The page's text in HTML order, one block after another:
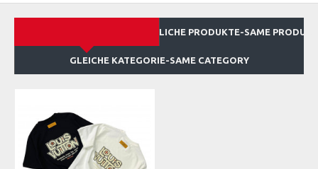
ÄHNLICHE PRODUKTE-SAME
GLEICHE KATEGORIE-SAME CATEGORY